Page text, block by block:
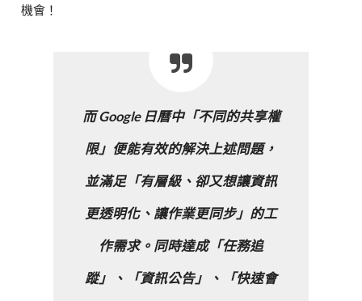
機會！
而 Google 日曆中「不同的共享權
限」便能有效的解決上述問題，
並滿足「有層級、卻又想讓資訊
更透明化、讓作業更同步」的工
作需求。同時達成「任務追
蹤」、「資訊公告」、「快速會